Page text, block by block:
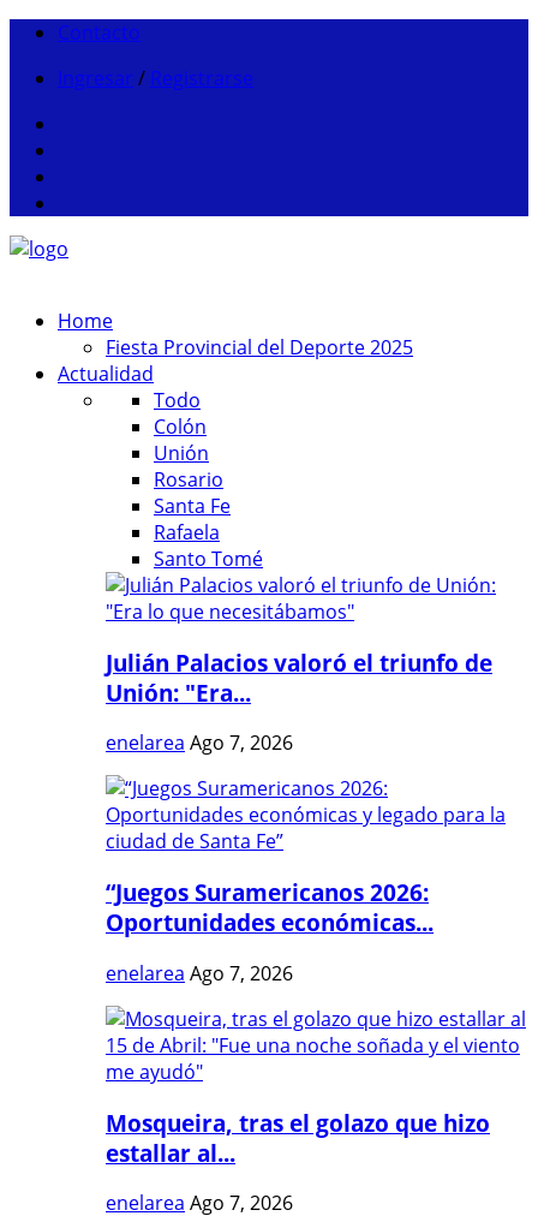
Contacto
Ingresar / Registrarse
Home
Fiesta Provincial del Deporte 2025
Actualidad
Todo
Colón
Unión
Rosario
Santa Fe
Rafaela
Santo Tomé
Julián Palacios valoró el triunfo de
Unión: "Era...
enelarea Ago 7, 2026
“Juegos Suramericanos 2026:
Oportunidades económicas...
enelarea Ago 7, 2026
Mosqueira, tras el golazo que hizo
estallar al...
enelarea Ago 7, 2026